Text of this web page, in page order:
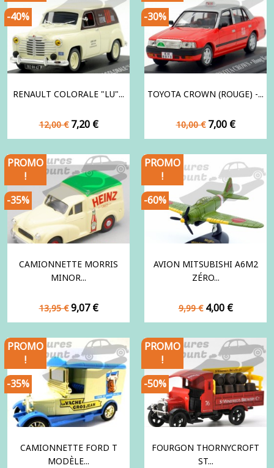
RENAULT COLORALE "LU"...
Prix
de
12,00 € Prix
7,20 €
-40%
TOYOTA CROWN (ROUGE) -...
Prix
de
10,00 € Prix
7,00 €
-30%
CAMIONNETTE MORRIS
MINOR...
Prix
de
13,95 € Prix
9,07 €
PROMO
!
-35%
AVION MITSUBISHI A6M2
ZÉRO...
Prix
de
9,99 € Prix
4,00 €
PROMO
!
-60%
CAMIONNETTE FORD T
MODÈLE...
PROMO
!
-35%
FOURGON THORNYCROFT
ST...
PROMO
!
-50%